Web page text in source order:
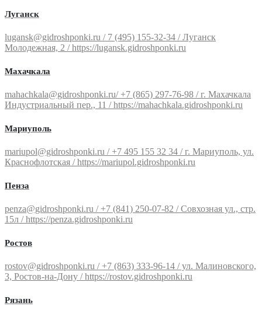
Луганск
lugansk@gidroshponki.ru / 7 (495) 155-32-34 / Луганск
Молодежная, 2 / https://lugansk.gidroshponki.ru
Махачкала
mahachkala@gidroshponki.ru/ +7 (865) 297-76-98 / г. Махачкала
Индустриальный пер., 11 / https://mahachkala.gidroshponki.ru
Мариуполь
mariupol@gidroshponki.ru / +7 495 155 32 34 / г. Мариуполь, ул.
Краснофлотская / https://mariupol.gidroshponki.ru
Пенза
penza@gidroshponki.ru / +7 (841) 250-07-82 / Совхозная ул., стр.
15л / https://penza.gidroshponki.ru
Ростов
rostov@gidroshponki.ru / +7 (863) 333-96-14 / ул. Малиновского,
3, Ростов-на-Дону / https://rostov.gidroshponki.ru
Рязань